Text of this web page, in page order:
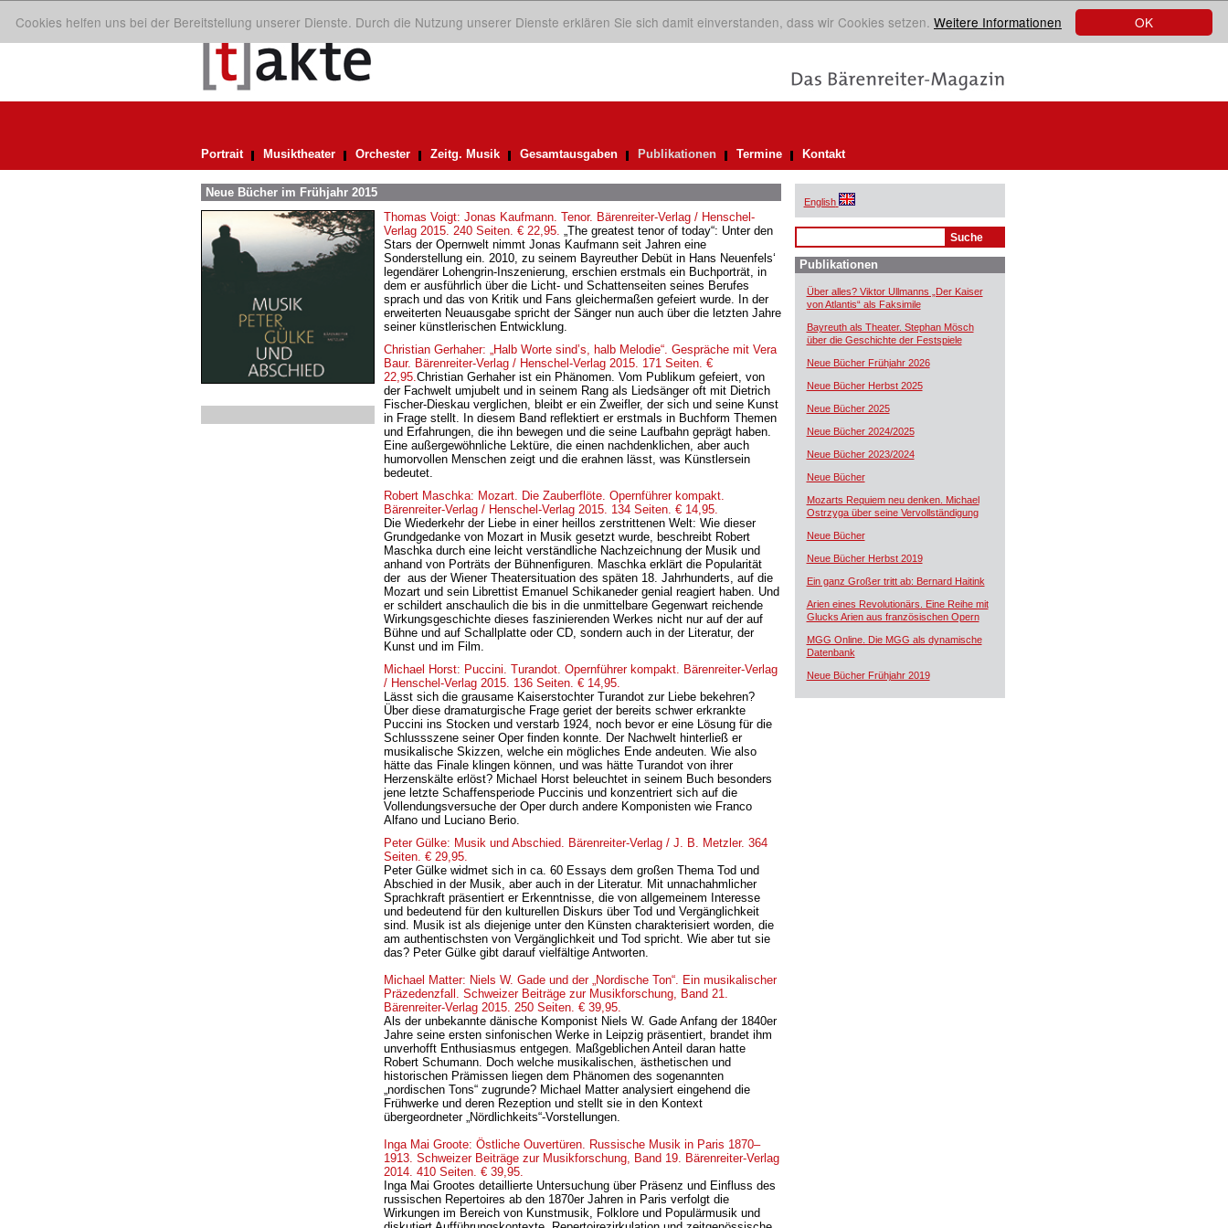
OK
Cookies helfen uns bei der Bereitstellung unserer Dienste. Durch die Nutzung unserer Dienste erklären Sie sich damit einverstanden, dass wir Cookies setzen. Weitere Informationen
Portrait Musiktheater Orchester Zeitg. Musik Gesamtausgaben Publikationen Termine Kontakt
Neue Bücher im Frühjahr 2015
Thomas Voigt: Jonas Kaufmann. Tenor. Bärenreiter-Verlag / Henschel-
Verlag 2015. 240 Seiten. € 22,95. „The greatest tenor of today“: Unter den
Stars der Opernwelt nimmt Jonas Kaufmann seit Jahren eine
Sonderstellung ein. 2010, zu seinem Bayreuther Debüt in Hans Neuenfels‘
legendärer Lohengrin-Inszenierung, erschien erstmals ein Buchporträt, in
dem er ausführlich über die Licht- und Schattenseiten seines Berufes
sprach und das von Kritik und Fans gleichermaßen gefeiert wurde. In der
erweiterten Neuausgabe spricht der Sänger nun auch über die letzten Jahre
seiner künstlerischen Entwicklung.
Christian Gerhaher: „Halb Worte sind’s, halb Melodie“. Gespräche mit Vera
Baur. Bärenreiter-Verlag / Henschel-Verlag 2015. 171 Seiten. €
22,95.Christian Gerhaher ist ein Phänomen. Vom Publikum gefeiert, von
der Fachwelt umjubelt und in seinem Rang als Liedsänger oft mit Dietrich
Fischer-Dieskau verglichen, bleibt er ein Zweifler, der sich und seine Kunst
in Frage stellt. In diesem Band reflektiert er erstmals in Buchform Themen
und Erfahrungen, die ihn bewegen und die seine Laufbahn geprägt haben.
Eine außergewöhnliche Lektüre, die einen nachdenklichen, aber auch
humorvollen Menschen zeigt und die erahnen lässt, was Künstlersein
bedeutet.
Robert Maschka: Mozart. Die Zauberflöte. Opernführer kompakt.
Bärenreiter-Verlag / Henschel-Verlag 2015. 134 Seiten. € 14,95.
Die Wiederkehr der Liebe in einer heillos zerstrittenen Welt: Wie dieser
Grundgedanke von Mozart in Musik gesetzt wurde, beschreibt Robert
Maschka durch eine leicht verständliche Nachzeichnung der Musik und
anhand von Porträts der Bühnenfiguren. Maschka erklärt die Popularität
der aus der Wiener Theatersituation des späten 18. Jahrhunderts, auf die
Mozart und sein Librettist Emanuel Schikaneder genial reagiert haben. Und
er schildert anschaulich die bis in die unmittelbare Gegenwart reichende
Wirkungsgeschichte dieses faszinierenden Werkes nicht nur auf der auf
Bühne und auf Schallplatte oder CD, sondern auch in der Literatur, der
Kunst und im Film.
Michael Horst: Puccini. Turandot. Opernführer kompakt. Bärenreiter-Verlag
/ Henschel-Verlag 2015. 136 Seiten. € 14,95.
Lässt sich die grausame Kaiserstochter Turandot zur Liebe bekehren?
Über diese dramaturgische Frage geriet der bereits schwer erkrankte
Puccini ins Stocken und verstarb 1924, noch bevor er eine Lösung für die
Schlussszene seiner Oper finden konnte. Der Nachwelt hinterließ er
musikalische Skizzen, welche ein mögliches Ende andeuten. Wie also
hätte das Finale klingen können, und was hätte Turandot von ihrer
Herzenskälte erlöst? Michael Horst beleuchtet in seinem Buch besonders
jene letzte Schaffensperiode Puccinis und konzentriert sich auf die
Vollendungsversuche der Oper durch andere Komponisten wie Franco
Alfano und Luciano Berio.
Peter Gülke: Musik und Abschied. Bärenreiter-Verlag / J. B. Metzler. 364
Seiten. € 29,95.
Peter Gülke widmet sich in ca. 60 Essays dem großen Thema Tod und
Abschied in der Musik, aber auch in der Literatur. Mit unnachahmlicher
Sprachkraft präsentiert er Erkenntnisse, die von allgemeinem Interesse
und bedeutend für den kulturellen Diskurs über Tod und Vergänglichkeit
sind. Musik ist als diejenige unter den Künsten charakterisiert worden, die
am authentischsten von Vergänglichkeit und Tod spricht. Wie aber tut sie
das? Peter Gülke gibt darauf vielfältige Antworten.
Michael Matter: Niels W. Gade und der „Nordische Ton“. Ein musikalischer
Präzedenzfall. Schweizer Beiträge zur Musikforschung, Band 21.
Bärenreiter-Verlag 2015. 250 Seiten. € 39,95.
Als der unbekannte dänische Komponist Niels W. Gade Anfang der 1840er
Jahre seine ersten sinfonischen Werke in Leipzig präsentiert, brandet ihm
unverhofft Enthusiasmus entgegen. Maßgeblichen Anteil daran hatte
Robert Schumann. Doch welche musikalischen, ästhetischen und
historischen Prämissen liegen dem Phänomen des sogenannten
„nordischen Tons“ zugrunde? Michael Matter analysiert eingehend die
Frühwerke und deren Rezeption und stellt sie in den Kontext
übergeordneter „Nördlichkeits“-Vorstellungen.
Inga Mai Groote: Östliche Ouvertüren. Russische Musik in Paris 1870–
1913. Schweizer Beiträge zur Musikforschung, Band 19. Bärenreiter-Verlag
2014. 410 Seiten. € 39,95.
Inga Mai Grootes detaillierte Untersuchung über Präsenz und Einfluss des
russischen Repertoires ab den 1870er Jahren in Paris verfolgt die
Wirkungen im Bereich von Kunstmusik, Folklore und Populärmusik und
English
Publikationen
Über alles? Viktor Ullmanns „Der Kaiser
von Atlantis“ als Faksimile
Bayreuth als Theater. Stephan Mösch
über die Geschichte der Festspiele
Neue Bücher Frühjahr 2026
Neue Bücher Herbst 2025
Neue Bücher 2025
Neue Bücher 2024/2025
Neue Bücher 2023/2024
Neue Bücher
Mozarts Requiem neu denken. Michael
Ostrzyga über seine Vervollständigung
Neue Bücher
Neue Bücher Herbst 2019
Ein ganz Großer tritt ab: Bernard Haitink
Arien eines Revolutionärs. Eine Reihe mit
Glucks Arien aus französischen Opern
MGG Online. Die MGG als dynamische
Datenbank
Neue Bücher Frühjahr 2019